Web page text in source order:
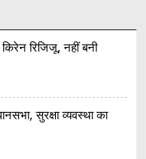
रिजिजू, नहीं बनी
सुरक्षा व्यवस्था का